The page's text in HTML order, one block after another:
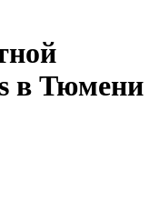
в Тюмени